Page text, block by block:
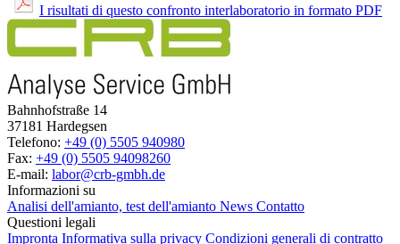
I risultati di questo confronto interlaboratorio in formato PDF
Bahnhofstraße 14
37181 Hardegsen
Telefono: +49 (0) 5505 940980
Fax: +49 (0) 5505 94098260
E-mail: labor@crb-gmbh.de
Informazioni su
Analisi dell'amianto, test dell'amianto News Contatto
Questioni legali
Impronta Informativa sulla privacy Condizioni generali di contratto